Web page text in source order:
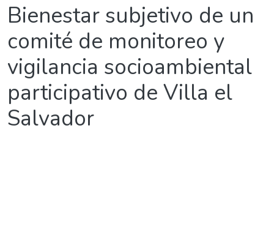
Bienestar subjetivo de un
comité de monitoreo y
vigilancia socioambiental
participativo de Villa el
Salvador